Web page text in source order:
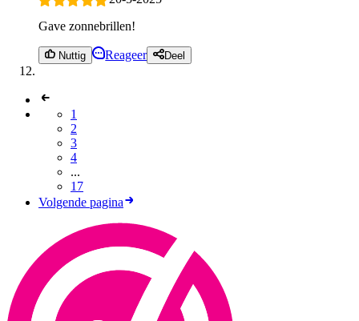
Gave zonnebrillen!
Nuttig Reageer Deel
1
2
3
4
...
17
Volgende pagina